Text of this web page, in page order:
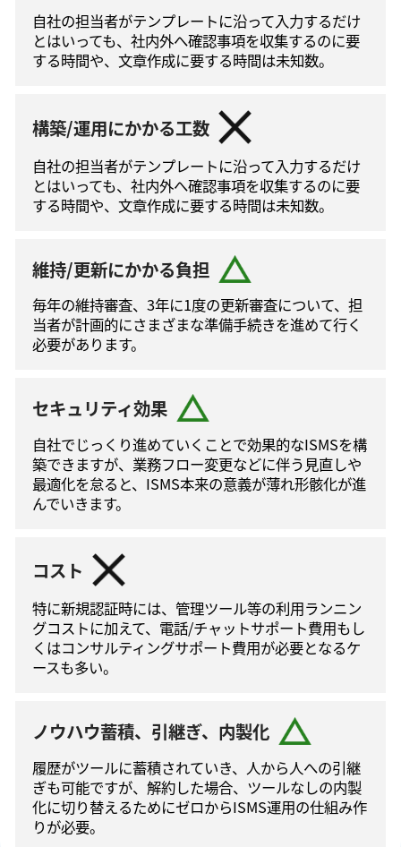
自社の担当者がテンプレートに沿って⼊⼒するだけ
とはいっても、社内外へ確認事項を収集するのに要
する時間や、文章作成に要する時間は未知数。
構築/運用にかかる工数
自社の担当者がテンプレートに沿って⼊⼒するだけ
とはいっても、社内外へ確認事項を収集するのに要
する時間や、文章作成に要する時間は未知数。
維持/更新にかかる負担
毎年の維持審査、3年に1度の更新審査について、担
当者が計画的にさまざまな準備手続きを進めて⾏く
必要があります。
セキュリティ効果
自社でじっくり進めていくことで効果的なISMSを構
築できますが、業務フロー変更などに伴う⾒直しや
最適化を怠ると、ISMS本来の意義が薄れ形骸化が進
んでいきます。
コスト
特に新規認証時には、管理ツール等の利⽤ランニン
グコストに加えて、電話/チャットサポート費⽤もし
くはコンサルティングサポート費⽤が必要となるケ
ースも多い。
ノウハウ蓄積、引継ぎ、内製化
履歴がツールに蓄積されていき、人から人への引継
ぎも可能ですが、解約した場合、ツールなしの内製
化に切り替えるためにゼロからISMS運⽤の仕組み作
りが必要。